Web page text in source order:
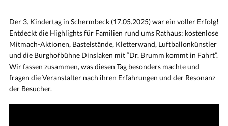
Der 3. Kindertag in Schermbeck (17.05.2025) war ein voller Erfolg!
Entdeckt die Highlights für Familien rund ums Rathaus: kostenlose
Mitmach-Aktionen, Bastelstände, Kletterwand, Luftballonkünstler
und die Burghofbühne Dinslaken mit “Dr. Brumm kommt in Fahrt”.
Wir fassen zusammen, was diesen Tag besonders machte und
fragen die Veranstalter nach ihren Erfahrungen und der Resonanz
der Besucher.